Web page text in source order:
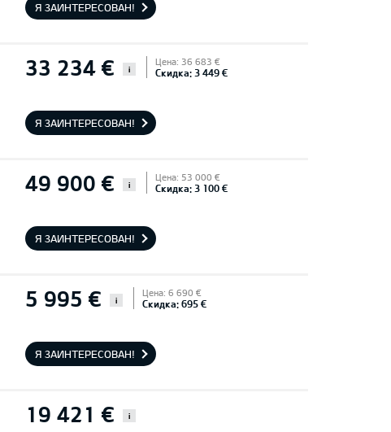
Я ЗАИНТЕРЕСОВАН!
33 234 € i
Цена: 36 683 €
Скидка: 3 449 €
Я ЗАИНТЕРЕСОВАН!
49 900 € i
Цена: 53 000 €
Скидка: 3 100 €
Я ЗАИНТЕРЕСОВАН!
5 995 € i
Цена: 6 690 €
Скидка: 695 €
Я ЗАИНТЕРЕСОВАН!
19 421 € i